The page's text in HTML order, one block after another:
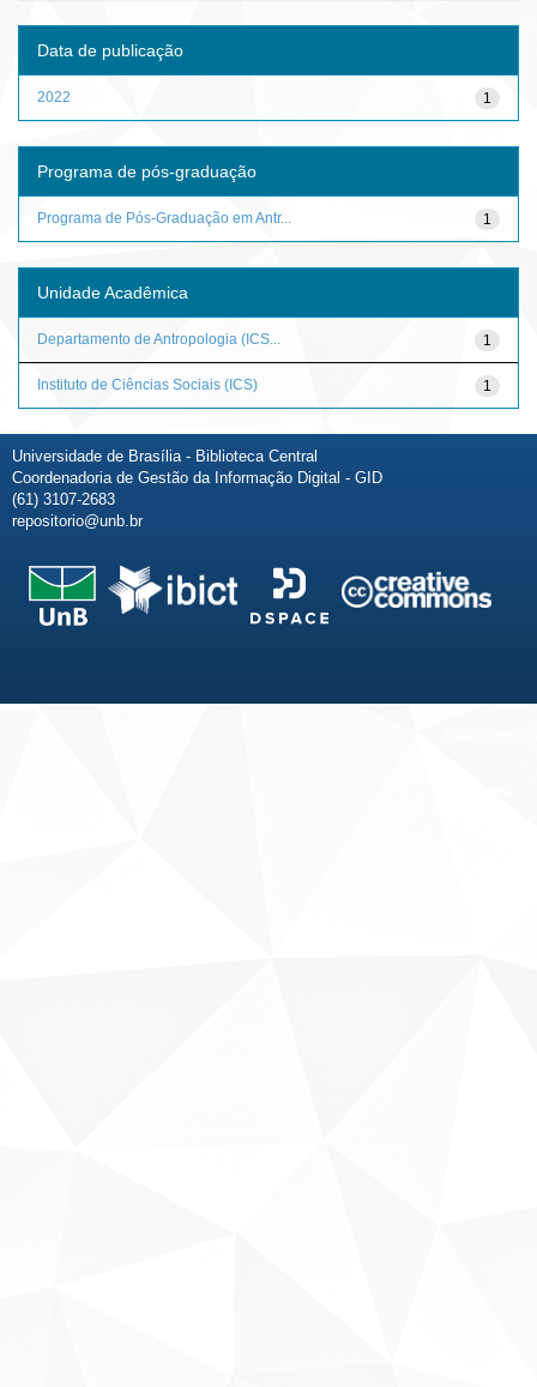
Data de publicação
1
2022
Programa de pós-graduação
1
Programa de Pós-Graduação em Antr...
Unidade Acadêmica
1
Departamento de Antropologia (ICS...
1
Instituto de Ciências Sociais (ICS)
Universidade de Brasília - Biblioteca Central
Coordenadoria de Gestão da Informação Digital - GID
(61) 3107-2683
repositorio@unb.br